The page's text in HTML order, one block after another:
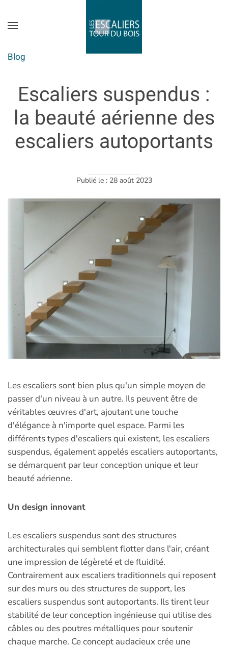
Skip to main content
Blog
Escaliers suspendus :
la beauté aérienne des
escaliers autoportants
Publié le : 28 août 2023
Les escaliers sont bien plus qu'un simple moyen de
passer d'un niveau à un autre. Ils peuvent être de
véritables œuvres d'art, ajoutant une touche
d'élégance à n'importe quel espace. Parmi les
différents types d'escaliers qui existent, les escaliers
suspendus, également appelés escaliers autoportants,
se démarquent par leur conception unique et leur
beauté aérienne.
Un design innovant
Les escaliers suspendus sont des structures
architecturales qui semblent flotter dans l'air, créant
une impression de légèreté et de fluidité.
Contrairement aux escaliers traditionnels qui reposent
sur des murs ou des structures de support, les
escaliers suspendus sont autoportants. Ils tirent leur
stabilité de leur conception ingénieuse qui utilise des
câbles ou des poutres métalliques pour soutenir
chaque marche. Ce concept audacieux crée une